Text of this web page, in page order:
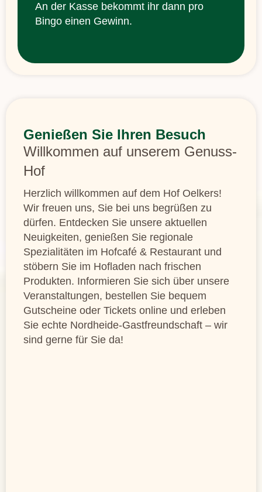
An der Kasse bekommt ihr dann pro
Bingo einen Gewinn.
Genießen Sie Ihren Besuch
Willkommen auf unserem Genuss-
Hof
Herzlich willkommen auf dem Hof Oelkers!
Wir freuen uns, Sie bei uns begrüßen zu
dürfen. Entdecken Sie unsere aktuellen
Neuigkeiten, genießen Sie regionale
Spezialitäten im Hofcafé & Restaurant und
stöbern Sie im Hofladen nach frischen
Produkten. Informieren Sie sich über unsere
Veranstaltungen, bestellen Sie bequem
Gutscheine oder Tickets online und erleben
Sie echte Nordheide-Gastfreundschaft – wir
sind gerne für Sie da!